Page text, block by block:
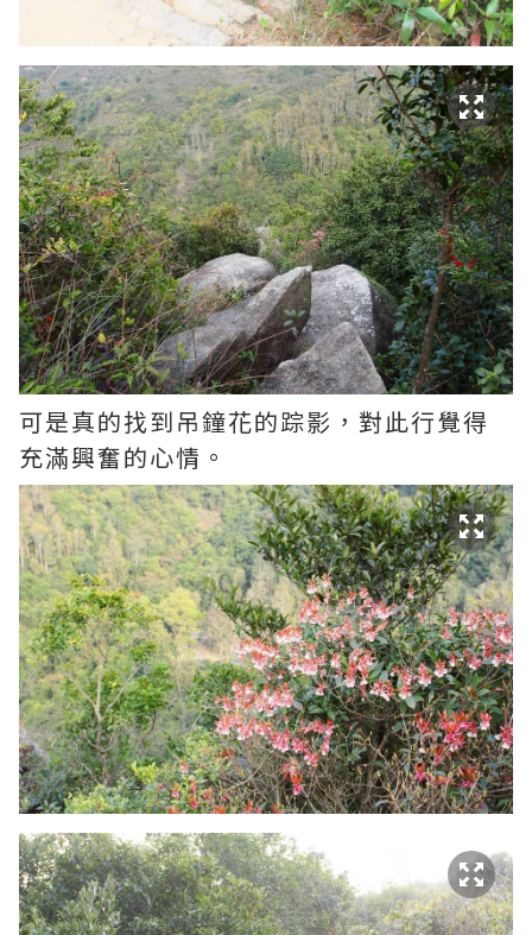
可是真的找到吊鐘花的踪影，對此行覺得
充滿興奮的心情。